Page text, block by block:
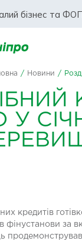
бізнес та
/ Новини /
У
кредитів
фінустанови за